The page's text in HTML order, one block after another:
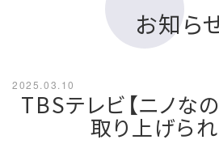
お知ら
2025.03.10
TBSテレビ【ニノな
取り上げられ